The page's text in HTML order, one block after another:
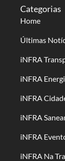
Categorias
Home
Últimas
iNFRA
iNFRA
iNFRA
iNFRA
iNFRA
iNFRA Na